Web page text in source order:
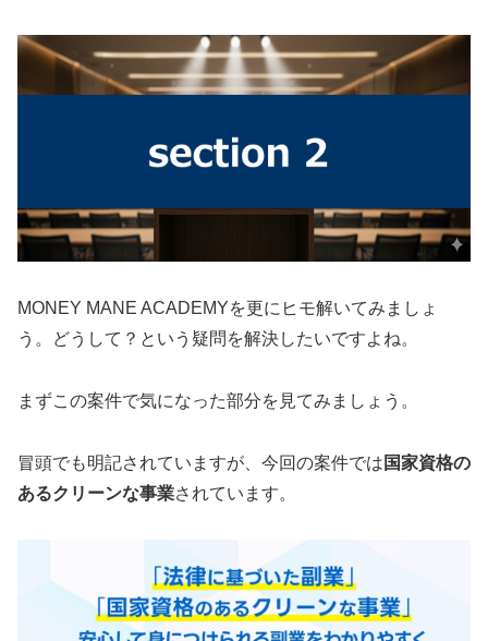
MONEY MANE ACADEMYを更にヒモ解いてみましょ
う。どうして？という疑問を解決したいですよね。
まずこの案件で気になった部分を見てみましょう。
冒頭でも明記されていますが、今回の案件では 国家資格の
あるクリーンな事業されています。